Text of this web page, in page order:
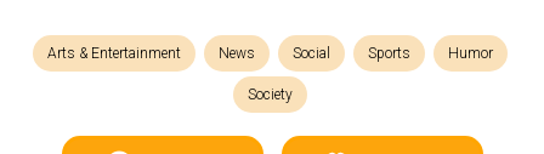
Arts & Entertainment News Social Sports Humor
Society